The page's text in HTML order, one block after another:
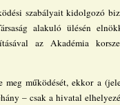
szabályait kidolgozó
alakuló ülésén
az Akadémia
működését, ekkor a
– csak a hivatal